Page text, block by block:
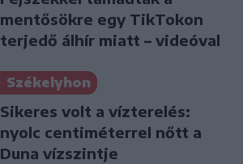
mentősökre egy TikTokon
terjedő álhír miatt – videóval
Székelyhon
Sikeres volt a vízterelés:
nyolc centiméterrel nőtt a
Duna vízszintje